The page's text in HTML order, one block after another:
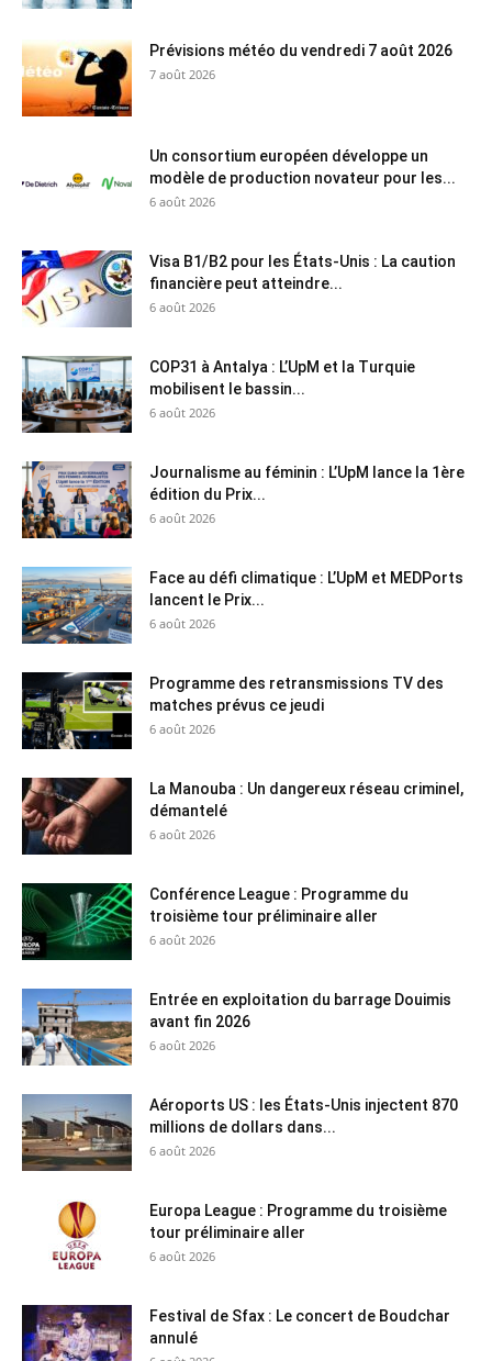
Prévisions météo du vendredi 7 août 2026
7 août 2026
Un consortium européen développe un
modèle de production novateur pour les...
6 août 2026
Visa B1/B2 pour les États-Unis : La caution
financière peut atteindre...
6 août 2026
COP31 à Antalya : L’UpM et la Turquie
mobilisent le bassin...
6 août 2026
Journalisme au féminin : L’UpM lance la 1ère
édition du Prix...
6 août 2026
Face au défi climatique : L’UpM et MEDPorts
lancent le Prix...
6 août 2026
Programme des retransmissions TV des
matches prévus ce jeudi
6 août 2026
La Manouba : Un dangereux réseau criminel,
démantelé
6 août 2026
Conférence League : Programme du
troisième tour préliminaire aller
6 août 2026
Entrée en exploitation du barrage Douimis
avant fin 2026
6 août 2026
Aéroports US : les États-Unis injectent 870
millions de dollars dans...
6 août 2026
Europa League : Programme du troisième
tour préliminaire aller
6 août 2026
Festival de Sfax : Le concert de Boudchar
annulé